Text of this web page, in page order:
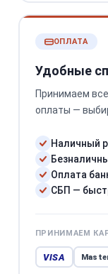
ОПЛАТА
Удобные
Принимаем
оплаты —
Наличный
Оплата
СБП —
ПРИНИМАЕМ
VISA